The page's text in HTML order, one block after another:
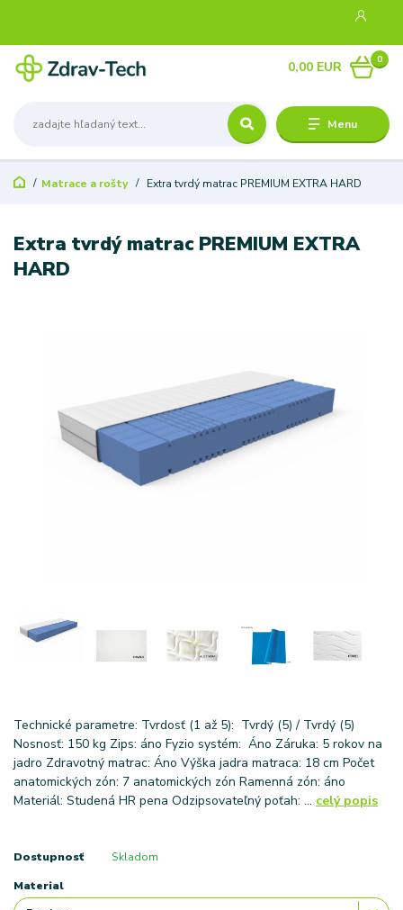
Menu
0
0,00 EUR
Matrace a rošty Extra tvrdý matrac PREMIUM EXTRA HARD
Extra tvrdý matrac PREMIUM EXTRA
HARD
Technické parametre: Tvrdosť (1 až 5): Tvrdý (5) / Tvrdý (5)
Nosnosť: 150 kg Zips: áno Fyzio systém: Áno Záruka: 5 rokov na
jadro Zdravotný matrac: Áno Výška jadra matraca: 18 cm Počet
anatomických zón: 7 anatomických zón Ramenná zón: áno
Materiál: Studená HR pena Odzipsovateľný poťah: ... celý popis
Dostupnosť Skladom
Material